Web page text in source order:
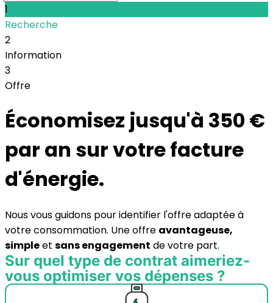
1
Recherche
2
Information
3
Offre
Économisez jusqu'à 350 €
par an sur votrefacture
d'énergie.
Nous vous guidons pour identifier l'offre adaptée à
votre consommation. Une offre avantageuse,
simpleet sans engagement de votre part.
Sur quel type de contrat aimeriez-
vous optimiser vos dépenses ?